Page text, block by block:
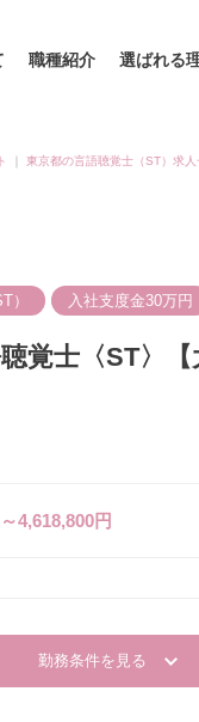
職種紹介 選ばれる
東京都の言語聴覚士（ST）求人
） 入社支度金30万円
覚士〈ST〉
4,618,800円
勤務条件を見る